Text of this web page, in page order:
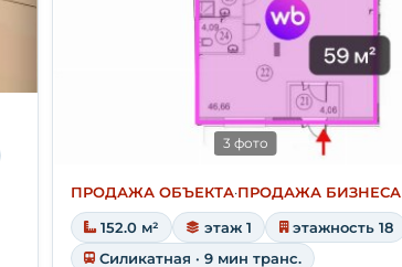
3 фото
ПРОДАЖА ОБЪЕКТА·ПРОДАЖА БИЗНЕСА
152.0 м² этаж 1
этажность 18
Силикатная · 9 мин транс.